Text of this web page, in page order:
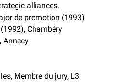
alliances.
de promotion (1993)
Chambéry
Annecy
Membre du jury, L3